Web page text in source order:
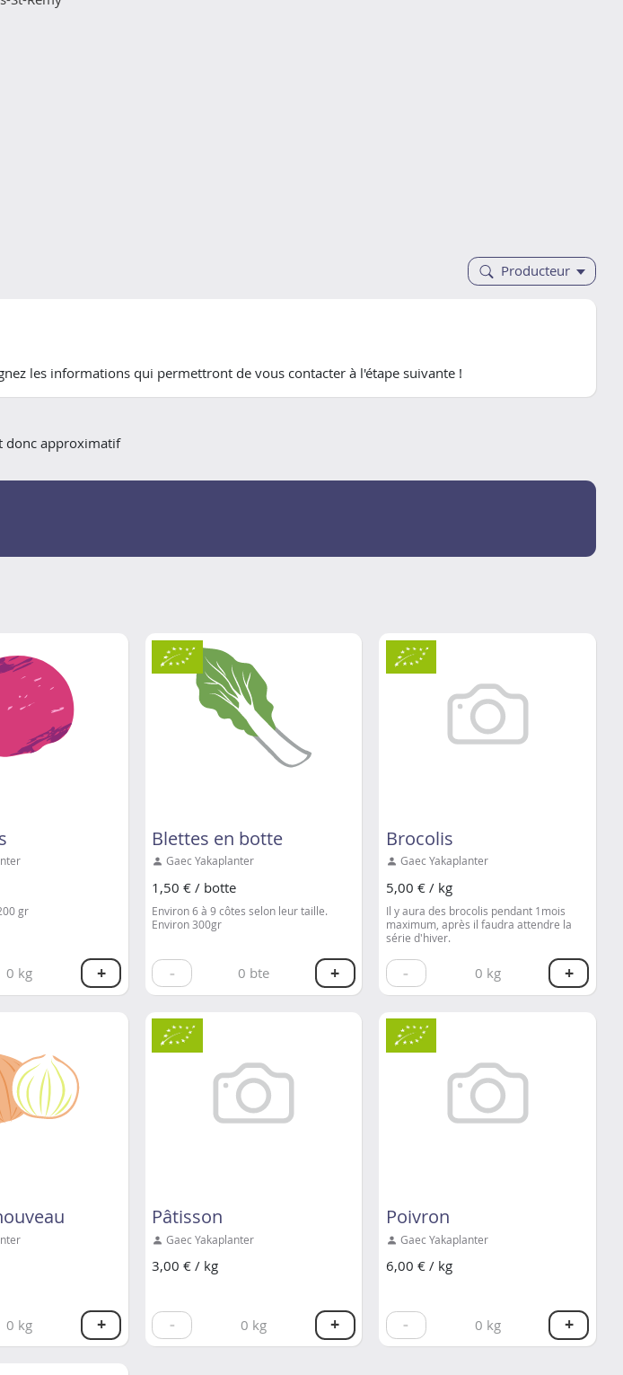
Producteur
les informations qui permettront de vous contacter à l'étape suivante !
donc approximatif
gr
0 kg +
Blettes en botte
Gaec Yakaplanter
1,50 € / botte
Environ 6 à 9 côtes selon leur taille.
Environ 300gr
- 0 bte +
Brocolis
Gaec Yakaplanter
5,00 € / kg
Il y aura des brocolis pendant 1mois
maximum, après il faudra attendre la
série d'hiver.
- 0 kg +
0 kg +
Pâtisson
Gaec Yakaplanter
3,00 € / kg
- 0 kg +
Poivron
Gaec Yakaplanter
6,00 € / kg
- 0 kg +